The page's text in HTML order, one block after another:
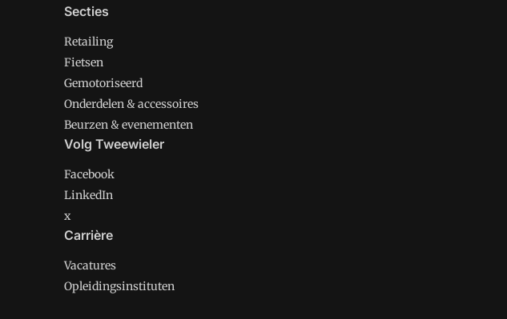
Secties
Retailing
Fietsen
Gemotoriseerd
Onderdelen & accessoires
Beurzen & evenementen
Volg Tweewieler
Facebook
LinkedIn
x
Carrière
Vacatures
Opleidingsinstituten